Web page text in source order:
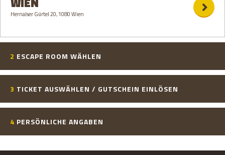
Hernalser Gürtel 20, 1080 Wien
2 ESCAPE ROOM WÄHLEN
3 TICKET AUSWÄHLEN / GUTSCHEIN EINLÖSEN
4 PERSÖNLICHE ANGABEN